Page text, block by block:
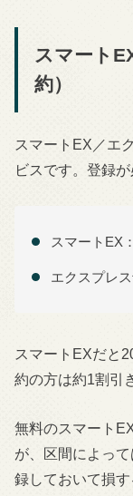
スマート
約）
スマートEX／エ
ビスです。登録が
スマートEX
エクスプレ
スマートEXだと
約の方は約1割引
無料のスマート
が、区間によっ
録しておいて損す